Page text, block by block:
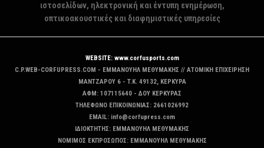
ιστοσελίδων, ηλεκτρονική και έντυπη ενημέρωση,
οπτικοακουστικές και διαφημιστικές υπηρεσίες
WEBSITE: www.corfusports.com
C.P.WEB-CORFUPRESS.COM - ΕΜΜΑΝΟΥΗΛ ΜΕΘΥΜΑΚΗΣ // ΑΤΟΜΙΚΗ ΕΠΙΧΕΙΡΗΣΗ
MANTZAΡΟΥ 6 - T.K. 49132, ΚΕΡΚΥΡΑ
ΑΦΜ: 107115640 - ΔΟΥ ΚΕΡΚΥΡΑΣ
ΤΗΛΕΦΩΝΟ ΕΠΙΚΟΙΝΩΝΙΑΣ: 2661026992
EMAIL: info@corfupress.com
ΙΔΙΟΚΤΗΤΗΣ: EMMANOYΗΛ ΜΕΘΥΜΑΚΗΣ
ΝΟΜΙΜΟΣ ΕΚΠΡΟΣΩΠΟΣ: EMMANOYΗΛ ΜΕΘΥΜΑΚΗΣ